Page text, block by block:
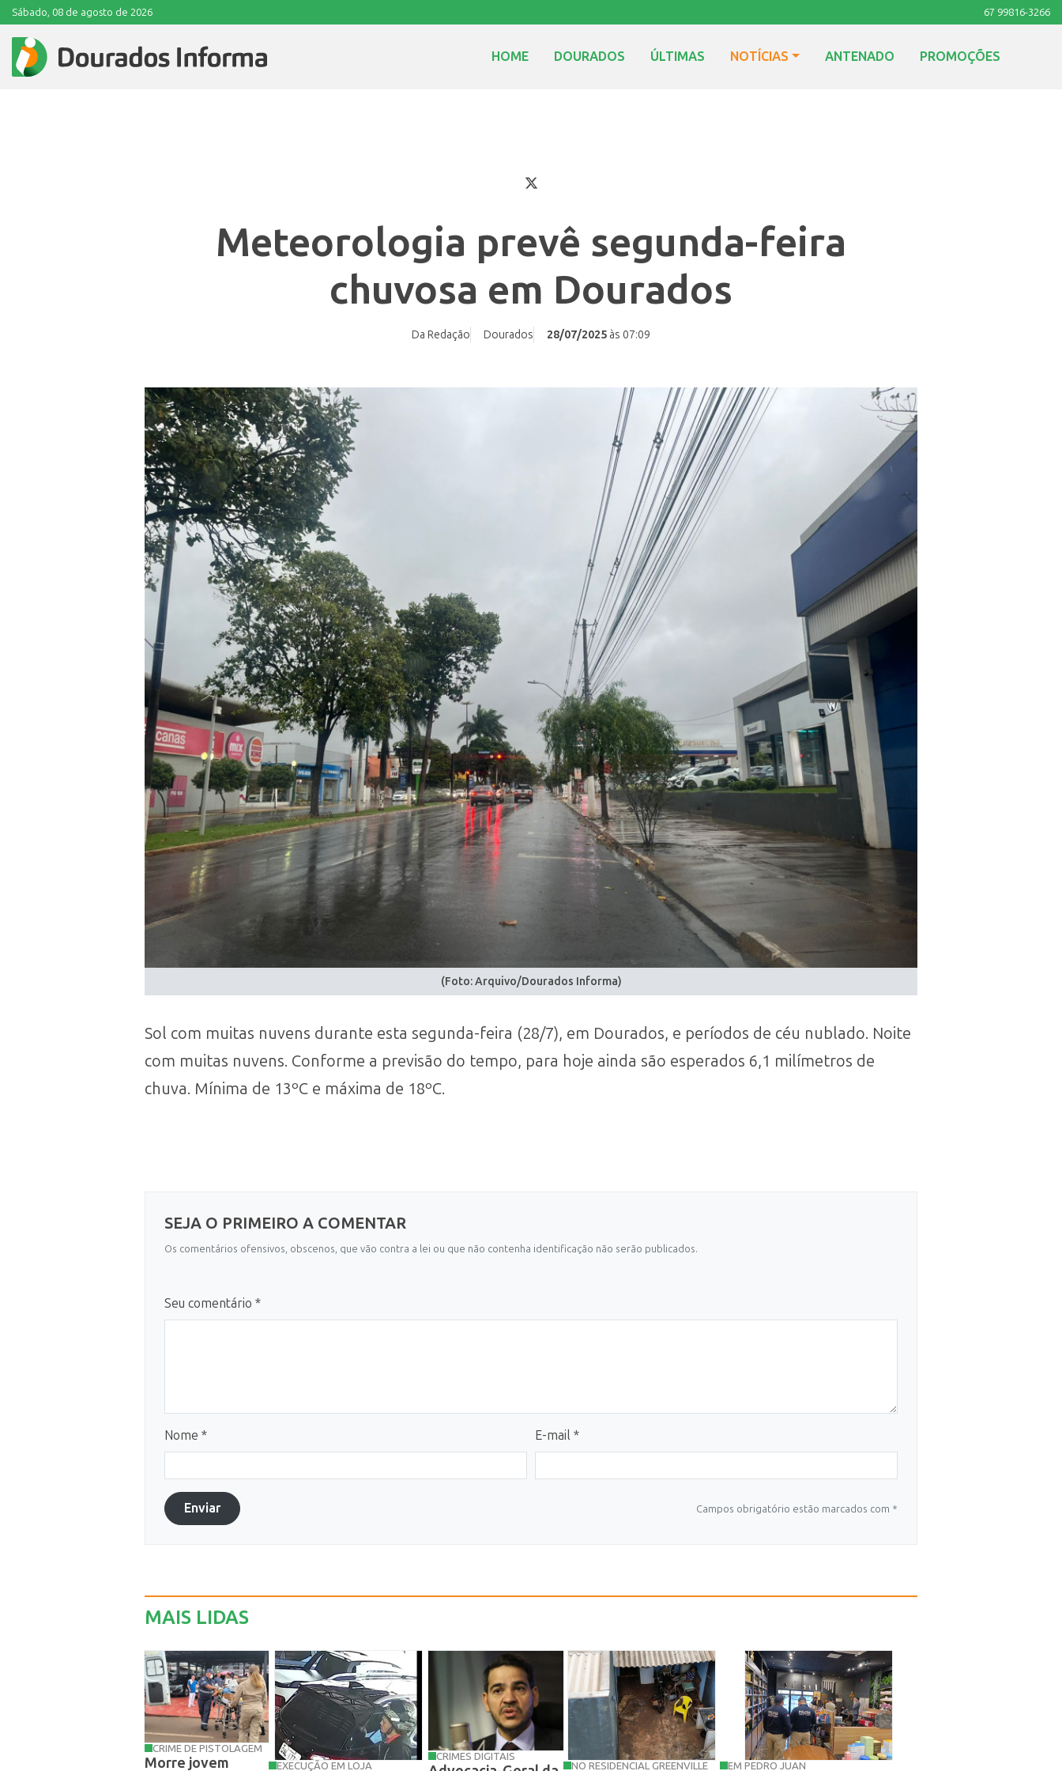
Sábado, 08 de agosto de 2026 67 99816-3266
HOME DOURADOS ÚLTIMAS NOTÍCIAS ANTENADO PROMOÇÕES
Meteorologia prevê segunda-feira
chuvosa em Dourados
Da Redação Dourados 28/07/2025 às 07:09
(Foto: Arquivo/Dourados Informa)
Sol com muitas nuvens durante esta segunda-feira (28/7), em Dourados, e períodos de céu nublado. Noite
com muitas nuvens. Conforme a previsão do tempo, para hoje ainda são esperados 6,1 milímetros de
chuva. Mínima de 13ºC e máxima de 18ºC.
SEJA O PRIMEIRO A COMENTAR
Os comentários ofensivos, obscenos, que vão contra a lei ou que não contenha identificação não serão publicados.
Seu comentário *
Nome * E-mail *
Enviar Campos obrigatório estão marcados com *
MAIS LIDAS
CRIME DE PISTOLAGEM
Morre jovem EXECUÇÃO EM LOJA
CRIMES DIGITAIS
NO RESIDENCIAL GREENVILLE EM PEDRO JUAN